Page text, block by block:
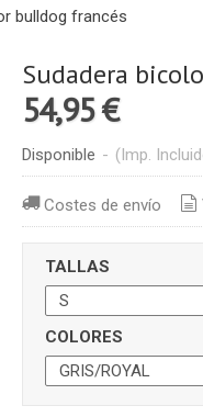
bulldog francés
Sudadera
54,95 €
Disponible - (Imp.
Costes de envío
TALLAS
COLORES